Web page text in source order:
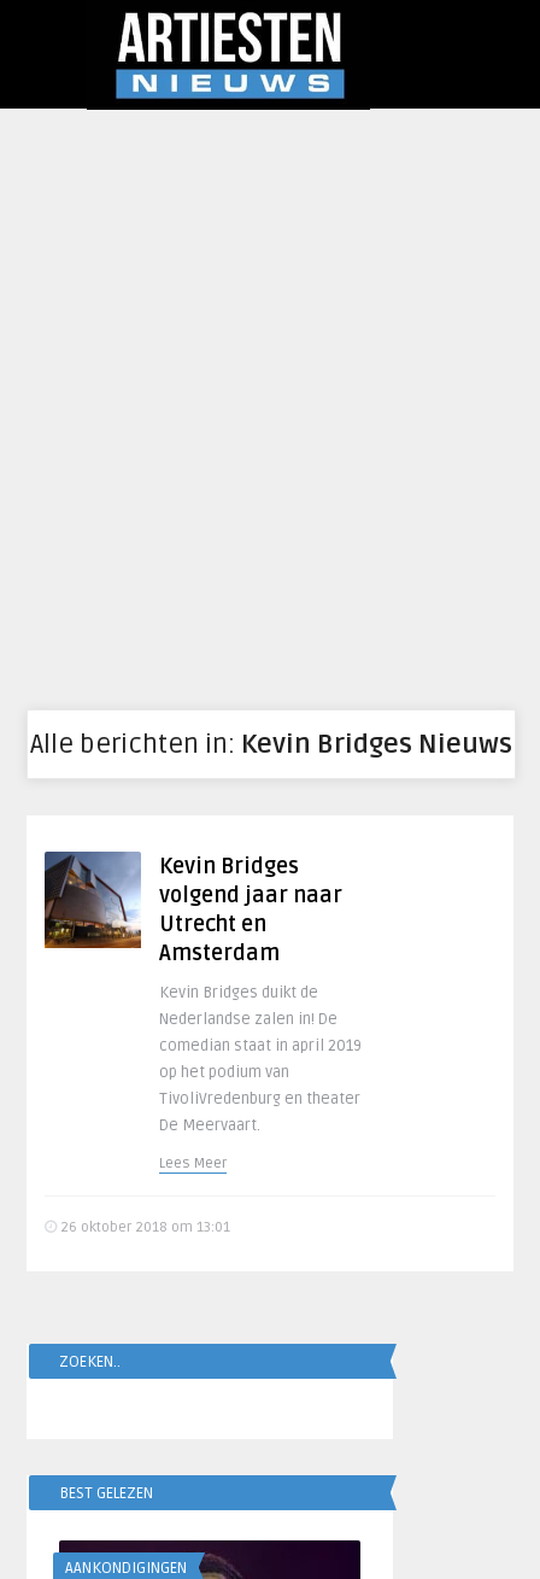
Alle berichten in: Kevin Bridges Nieuws
Kevin Bridges
volgend jaar naar
Utrecht en
Amsterdam
Kevin Bridges duikt de
Nederlandse zalen in! De
comedian staat in april 2019
op het podium van
TivoliVredenburg en theater
De Meervaart.
Lees Meer
26 oktober 2018 om 13:01
ZOEKEN..
BEST GELEZEN
AANKONDIGINGEN